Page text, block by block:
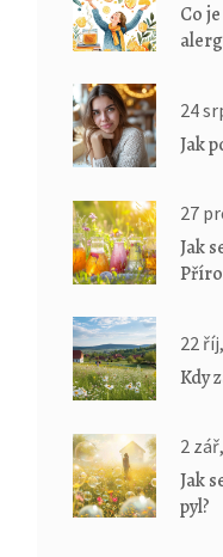
Co
24
Jak
27
Jak
22
Kdy
2
Jak
pyl?